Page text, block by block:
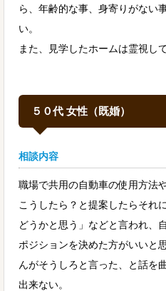
ら、年齢的な事、身寄りがない
い。
また、見学したホームは霊視し
５０代 女性（既婚）
相談内容
職場で共用の自動車の使用方法
こうしたら？と提案したらそれ
どうかと思う」などと言われ、
ポジションを決めた方がいいと
んがそうしろと言った、と話を
出来ない。